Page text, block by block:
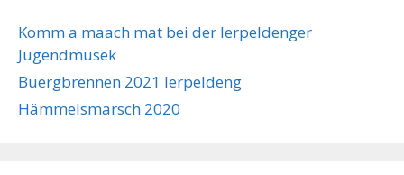
Komm a maach mat bei der Ierpeldenger
Jugendmusek
Buergbrennen 2021 Ierpeldeng
Hämmelsmarsch 2020